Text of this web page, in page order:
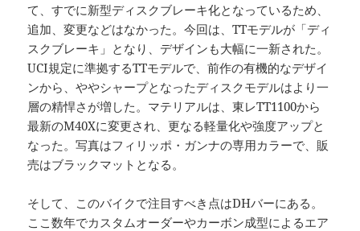
て、すでに新型ディスクブレーキ化となっているため、
追加、変更などはなかった。今回は、TTモデルが「ディ
スクブレーキ」となり、デザインも大幅に一新された。
UCI規定に準拠するTTモデルで、前作の有機的なデザイ
ンから、ややシャープとなったディスクモデルはより一
層の精悍さが増した。マテリアルは、東レTT1100から
最新のM40Xに変更され、更なる軽量化や強度アップと
なった。写真はフィリッポ・ガンナの専用カラーで、販
売はブラックマットとなる。
そして、このバイクで注目すべき点はDHバーにある。
ここ数年でカスタムオーダーやカーボン成型によるエア